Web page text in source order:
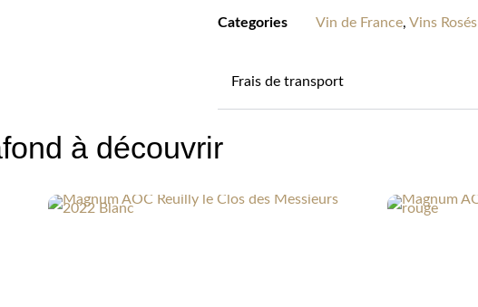
Categories Vin de France, Vins Rosés
Frais de transport
à découvrir